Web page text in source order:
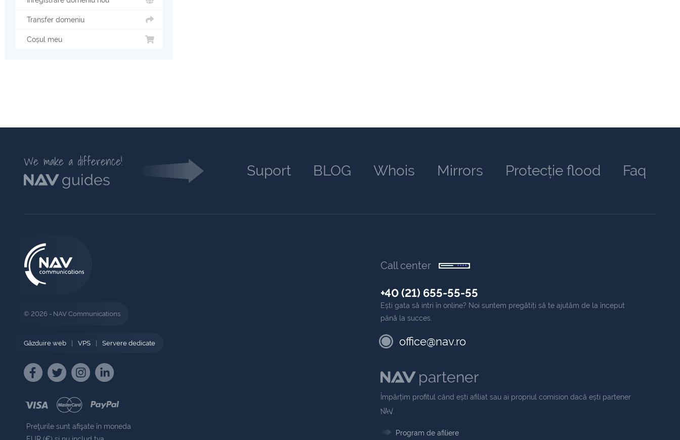
Transfer domeniu
Coșul meu
We make a difference!
guides
Suport BLOG Whois Mirrors Protecție flood Faq
© 2026 - NAV Communications
Găzduire web VPS Servere dedicate
Preţurile sunt afişate în moneda
Call center
+40 (21) 655-55-55
Ești gata să intri în online? Noi suntem pregătiți să te ajutăm de la început
până la succes.
office@nav.ro
partener
Împărțim profitul când ești afiliat sau ai propriul comision dacă ești partener
NAV
Program de afiliere